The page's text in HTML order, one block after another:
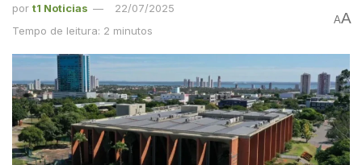
por t1 Noticias
22/07/2025
Tempo de leitura: 2 minutos
AA